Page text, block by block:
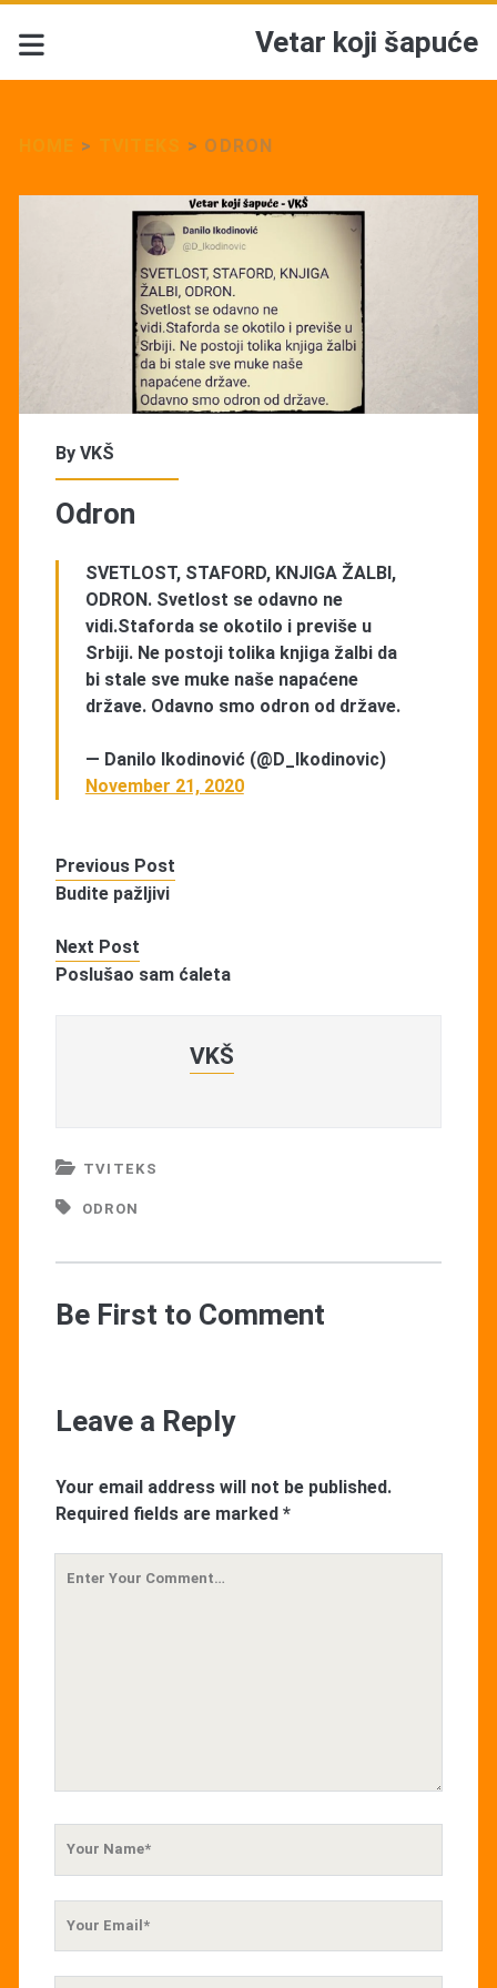
Vetar koji šapuće
> > ODRON
By VKŠ
Odron
SVETLOST, STAFORD, KNJIGA ŽALBI,
ODRON. Svetlost se odavno ne
vidi.Staforda se okotilo i previše u
Srbiji. Ne postoji tolika knjiga žalbi da
bi stale sve muke naše napaćene
države. Odavno smo odron od države.
— Danilo Ikodinović (@D_Ikodinovic)
November 21, 2020
Previous Post
Budite pažljivi
Next Post
Poslušao sam ćaleta
VKŠ
TVITEKS
ODRON
Be First to Comment
Leave a Reply
Your email address will not be published.
Required fields are marked *